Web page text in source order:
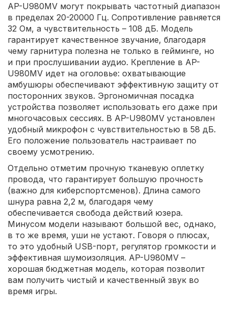
AP-U980MV могут покрывать частотный диапазон
в пределах 20-20000 Гц. Сопротивление равняется
32 Ом, а чувствительность – 108 дБ. Модель
гарантирует качественное звучание, благодаря
чему гарнитура полезна не только в гейминге, но
и при прослушивании аудио. Крепление в AP-
U980MV идет на оголовье: охватывающие
амбушюры обеспечивают эффективную защиту от
посторонних звуков. Эргономичная посадка
устройства позволяет использовать его даже при
многочасовых сессиях. В AP-U980MV установлен
удобный микрофон с чувствительностью в 58 дБ.
Его положение пользователь настраивает по
своему усмотрению.
Отдельно отметим прочную тканевую оплетку
провода, что гарантирует большую прочность
(важно для киберспортсменов). Длина самого
шнура равна 2,2 м, благодаря чему
обеспечивается свобода действий юзера.
Минусом модели называют большой вес, однако,
в то же время, уши не устают. Говоря о плюсах,
то это удобный USB-порт, регулятор громкости и
эффективная шумоизоляция. AP-U980MV –
хорошая бюджетная модель, которая позволит
вам получить чистый и качественный звук во
время игры.